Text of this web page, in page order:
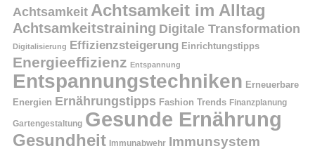
Achtsamkeit Achtsamkeit im Alltag
Achtsamkeitstraining Digitale Transformation
Digitalisierung Effizienzsteigerung Einrichtungstipps
Energieeffizienz Entspannung
Entspannungstechniken Erneuerbare
Energien Ernährungstipps Fashion Trends Finanzplanung
Gartengestaltung Gesunde Ernährung
Gesundheit Immunabwehr Immunsystem